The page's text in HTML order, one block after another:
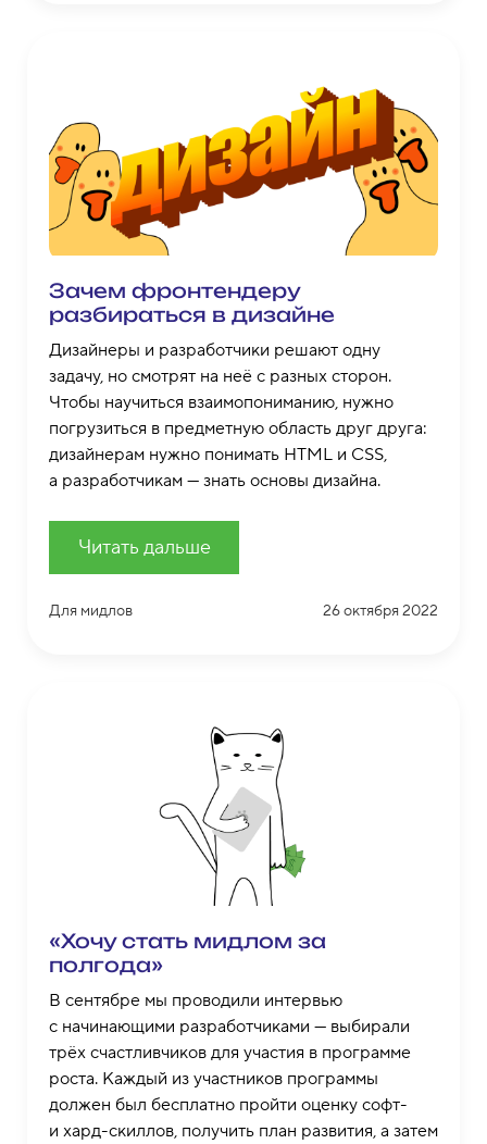
Зачем фронтендеру
разбираться в дизайне
Дизайнеры и разработчики решают одну
задачу, но смотрят на неё с разных сторон.
Чтобы научиться взаимопониманию, нужно
погрузиться в предметную область друг друга:
дизайнерам нужно понимать HTML и CSS,
а разработчикам — знать основы дизайна.
Читать дальше
Для мидлов 26 октября 2022
«Хочу стать мидлом за
полгода»
В сентябре мы проводили интервью
с начинающими разработчиками — выбирали
трёх счастливчиков для участия в программе
роста. Каждый из участников программы
должен был бесплатно пройти оценку софт-
и хард-скиллов, получить план развития, а затем